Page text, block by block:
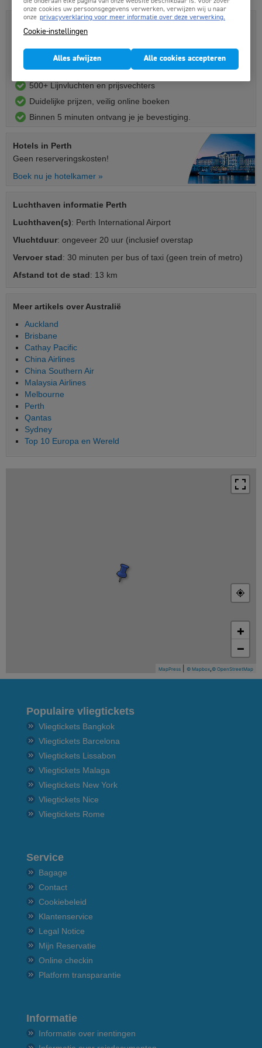
Vliegtickets Perth boek je hier:
Alle vluchten online vergelijken
Laagste totaalprijzen
Professionele Belgische servicedesk
500+ Lijnvluchten en prijsvechters
Duidelijke prijzen, veilig online boeken
Binnen 5 minuten ontvang je je bevestiging.
Hotels in Perth
Geen reserveringskosten!
Boek nu je hotelkamer »
Luchthaven informatie Perth
Luchthaven(s): Perth International Airport
Vluchtduur: ongeveer 20 uur (inclusief overstap
Vervoer stad: 30 minuten per bus of taxi (geen trein of metro)
Afstand tot de stad: 13 km
Meer artikels over Australië
Auckland
Brisbane
Cathay Pacific
China Airlines
China Southern Air
Malaysia Airlines
Melbourne
Perth
Qantas
Sydney
Top 10 Europa en Wereld
+
−
MapPress © Mapbox © OpenStreetMap
Populaire vliegtickets
Vliegtickets Bangkok
Vliegtickets Barcelona
Vliegtickets Lissabon
Vliegtickets Malaga
Vliegtickets New York
Vliegtickets Nice
Vliegtickets Rome
Service
Bagage
Contact
Cookiebeleid
Klantenservice
Legal Notice
Mijn Reservatie
Online checkin
Platform transparantie
Informatie
Informatie over inentingen
onze cookies uw persoonsgegevens verwerken, verwijzen wij u naar
onze privacyverklaring voor meer informatie over deze verwerking.
Cookie-instellingen
Alles afwijzen Alle cookies accepteren